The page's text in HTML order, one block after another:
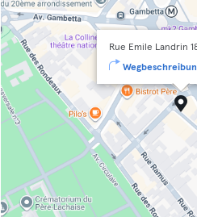
Rue Emile Landrin